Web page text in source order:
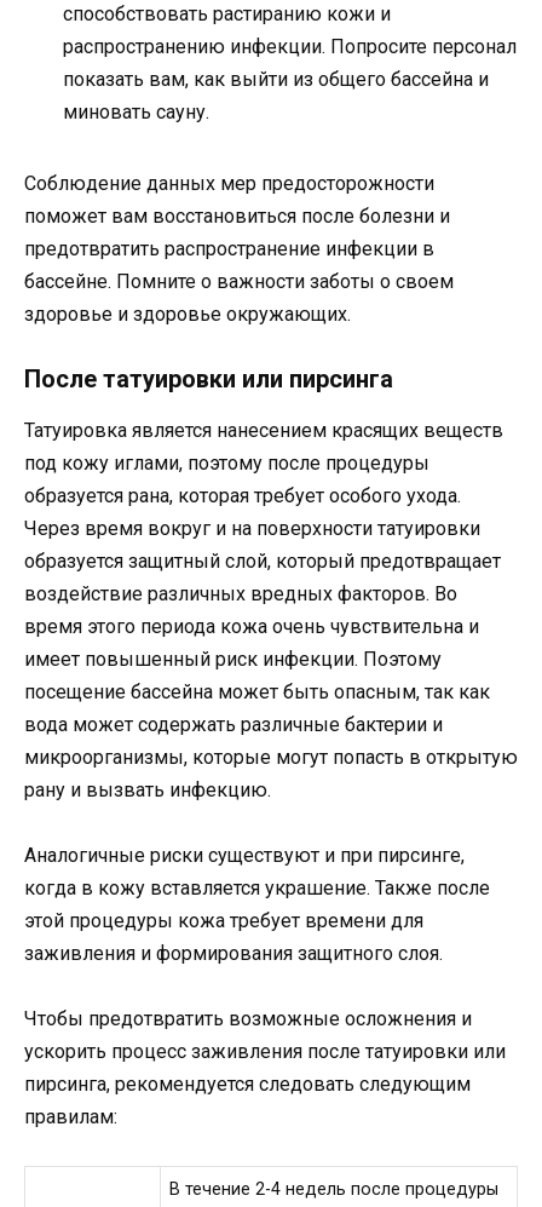
способствовать растиранию кожи и
распространению инфекции. Попросите персонал
показать вам, как выйти из общего бассейна и
миновать сауну.
Соблюдение данных мер предосторожности
поможет вам восстановиться после болезни и
предотвратить распространение инфекции в
бассейне. Помните о важности заботы о своем
здоровье и здоровье окружающих.
После татуировки или пирсинга
Татуировка является нанесением красящих веществ
под кожу иглами, поэтому после процедуры
образуется рана, которая требует особого ухода.
Через время вокруг и на поверхности татуировки
образуется защитный слой, который предотвращает
воздействие различных вредных факторов. Во
время этого периода кожа очень чувствительна и
имеет повышенный риск инфекции. Поэтому
посещение бассейна может быть опасным, так как
вода может содержать различные бактерии и
микроорганизмы, которые могут попасть в открытую
рану и вызвать инфекцию.
Аналогичные риски существуют и при пирсинге,
когда в кожу вставляется украшение. Также после
этой процедуры кожа требует времени для
заживления и формирования защитного слоя.
Чтобы предотвратить возможные осложнения и
ускорить процесс заживления после татуировки или
пирсинга, рекомендуется следовать следующим
правилам:
В течение 2-4 недель после процедуры